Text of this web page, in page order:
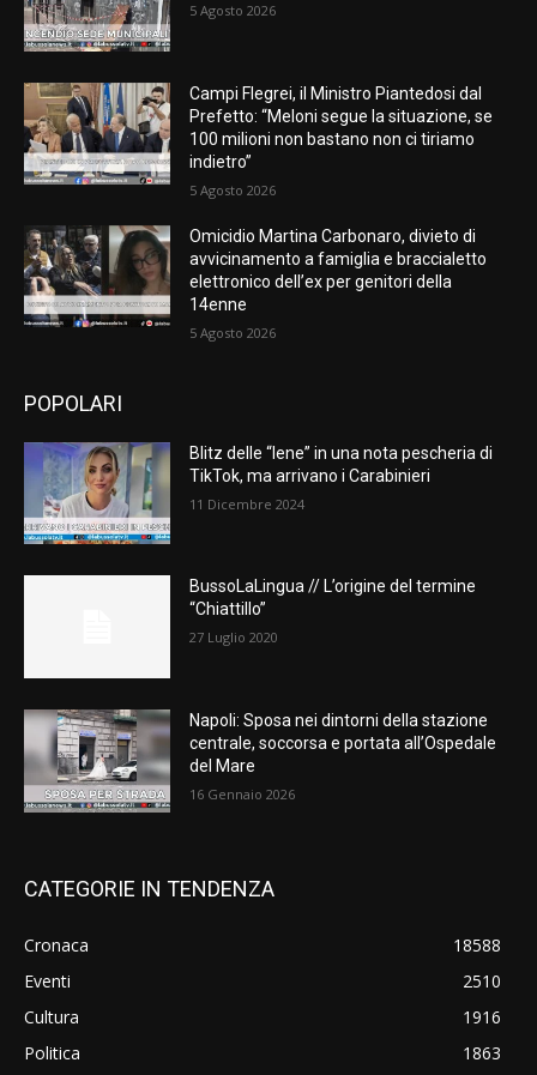
5 Agosto 2026
Campi Flegrei, il Ministro Piantedosi dal
Prefetto: “Meloni segue la situazione, se
100 milioni non bastano non ci tiriamo
indietro”
5 Agosto 2026
Omicidio Martina Carbonaro, divieto di
avvicinamento a famiglia e braccialetto
elettronico dell’ex per genitori della
14enne
5 Agosto 2026
POPOLARI
Blitz delle “Iene” in una nota pescheria di
TikTok, ma arrivano i Carabinieri
11 Dicembre 2024
BussoLaLingua // L’origine del termine
“Chiattillo”
27 Luglio 2020
Napoli: Sposa nei dintorni della stazione
centrale, soccorsa e portata all’Ospedale
del Mare
16 Gennaio 2026
CATEGORIE IN TENDENZA
Cronaca
18588
Eventi
2510
Cultura
1916
Politica
1863